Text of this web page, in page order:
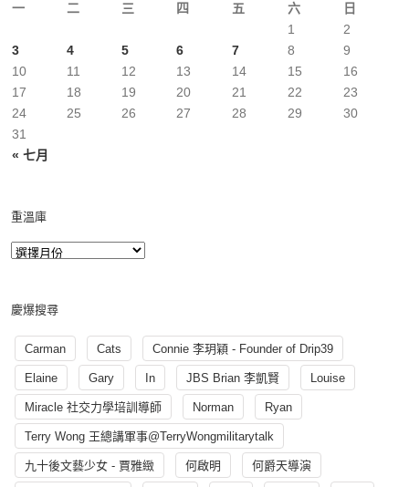
一
二 三 四 五 六 日
« 七月
1
2
3
4 5 6 7 8
9
10
11 12 13 14 15
16
17
18 19 20 21 22
23
24
25 26 27 28 29
30
31
重溫庫
慶爆搜尋
Carman Cats Connie 李玥穎 - Founder of Drip39
Elaine Gary In JBS Brian 李凱賢 Louise
Miracle 社交力學培訓導師 Norman Ryan
Terry Wong 王總講軍事@TerryWongmilitarytalk
九十後文藝少女 - 賈雅緻 何啟明 何爵天導演